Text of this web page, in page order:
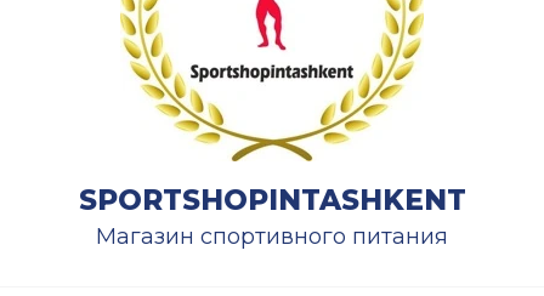
SPORTSHOPINTASHKENT
Магазин спортивного питания